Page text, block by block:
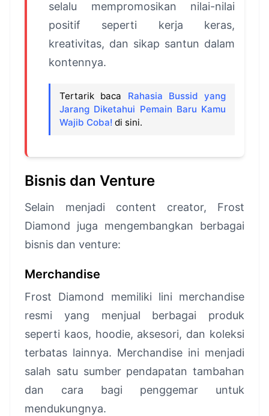
selalu mempromosikan nilai-nilai
positif seperti kerja keras,
kreativitas, dan sikap santun dalam
kontennya.
Tertarik baca Rahasia Bussid yang
Jarang Diketahui Pemain Baru Kamu
Wajib Coba! di sini.
Bisnis dan Venture
Selain menjadi content creator, Frost
Diamond juga mengembangkan berbagai
bisnis dan venture:
Merchandise
Frost Diamond memiliki lini merchandise
resmi yang menjual berbagai produk
seperti kaos, hoodie, aksesori, dan koleksi
terbatas lainnya. Merchandise ini menjadi
salah satu sumber pendapatan tambahan
dan cara bagi penggemar untuk
mendukungnya.